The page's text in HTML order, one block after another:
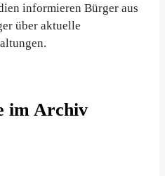
informieren Bürger aus
über aktuelle
im Archiv